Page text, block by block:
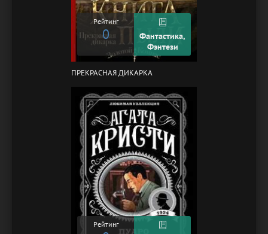
Рейтинг
0
Фантастика,
Фэнтези
ПРЕКРАСНАЯ ДИКАРКА
Рейтинг